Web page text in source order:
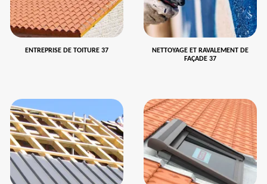
ENTREPRISE DE TOITURE 37
NETTOYAGE ET RAVALEMENT DE
FAÇADE 37